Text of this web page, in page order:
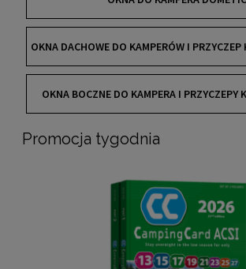
OKNA DACHOWE DO KAMPERÓW I PRZYCZEP
OKNA BOCZNE DO KAMPERA I PRZYCZEPY
Promocja tygodnia